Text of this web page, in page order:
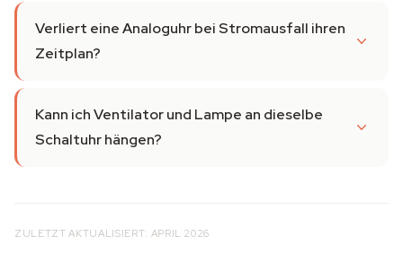
Verliert eine Analoguhr bei Stromausfall ihren
Zeitplan?
Kann ich Ventilator und Lampe an dieselbe
Schaltuhr hängen?
ZULETZT AKTUALISIERT: APRIL 2026